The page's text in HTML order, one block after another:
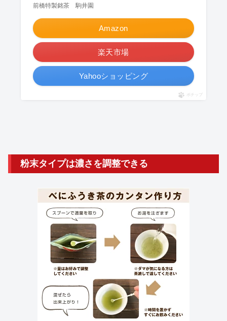
前橋特製銘茶 駒井園
Amazon
楽天市場
Yahooショッピング
ポチップ
粉末タイプは濃さを調整できる